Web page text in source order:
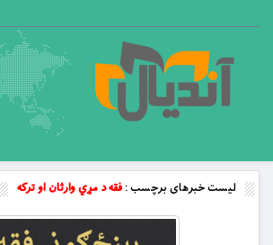
لیست خبرهای برچسب :فقه د مړي وارثان او تركه